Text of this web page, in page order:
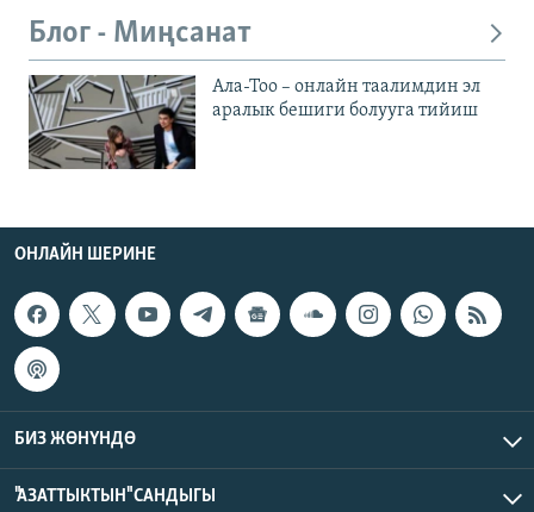
Блог - Миңсанат
Ала-Тоо – онлайн таалимдин эл
аралык бешиги болууга тийиш
ОНЛАЙН ШЕРИНЕ
БИЗ ЖӨНҮНДӨ
"АЗАТТЫКТЫН" САНДЫГЫ